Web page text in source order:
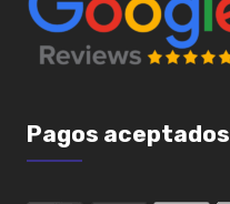
Pagos aceptados